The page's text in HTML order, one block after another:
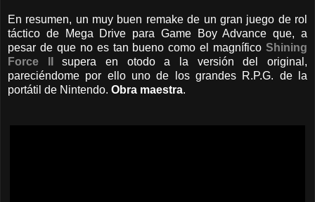
En resumen, un muy buen remake de un gran juego de rol
táctico de Mega Drive para Game Boy Advance que, a
pesar de que no es tan bueno como el magnífico Shining
Force II
supera en otodo a la versión del original,
pareciéndome por ello uno de los grandes R.P.G. de la
portátil de Nintendo. Obra maestra.